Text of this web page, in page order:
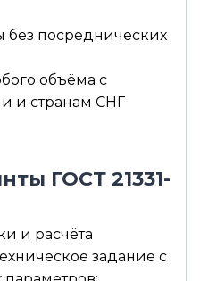
без посреднических
объёма с
и странам СНГ
ГОСТ 21331-
и расчёта
задание с